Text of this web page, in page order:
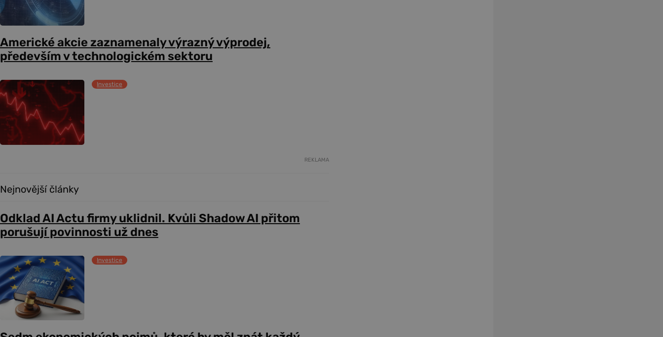
Americké akcie zaznamenaly výrazný výprodej,
především v technologickém sektoru
Investice
REKLAMA
Nejnovější články
Odklad AI Actu firmy uklidnil. Kvůli Shadow AI přitom
porušují povinnosti už dnes
Investice